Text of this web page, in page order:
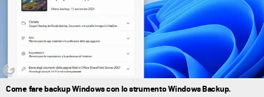
Come fare backup Windows con lo strumento Windows Backup.